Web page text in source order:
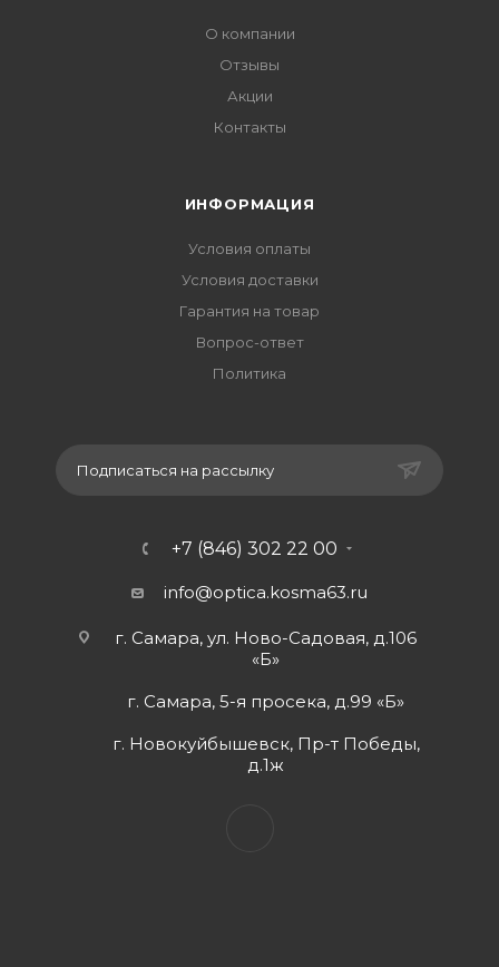
О компании
Отзывы
Акции
Контакты
ИНФОРМАЦИЯ
Условия оплаты
Условия доставки
Гарантия на товар
Вопрос-ответ
Политика
Подписаться на рассылку
+7 (846) 302 22 00
info@optica.kosma63.ru
г. Самара, ул. Ново-Садовая, д.106
«Б»
г. Самара, 5-я просека, д.99 «Б»
г. Новокуйбышевск, Пр-т Победы,
д.1ж